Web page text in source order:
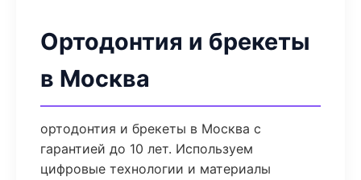
Ортодонтия и брекеты
в Москва
ортодонтия и брекеты в Москва с
гарантией до 10 лет. Используем
цифровые технологии и материалы